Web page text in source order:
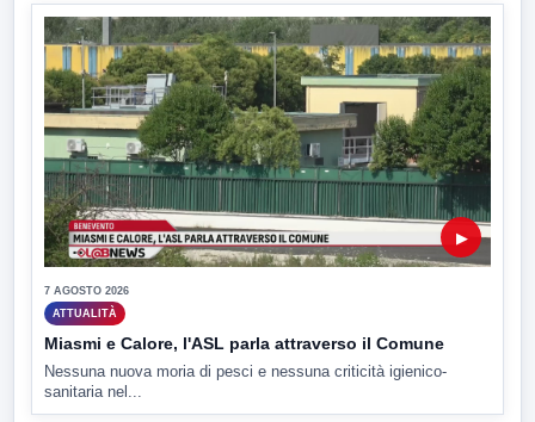
▶
7 AGOSTO 2026
ATTUALITÀ
Miasmi e Calore, l'ASL parla attraverso il Comune
Nessuna nuova moria di pesci e nessuna criticità igienico-
sanitaria nel...